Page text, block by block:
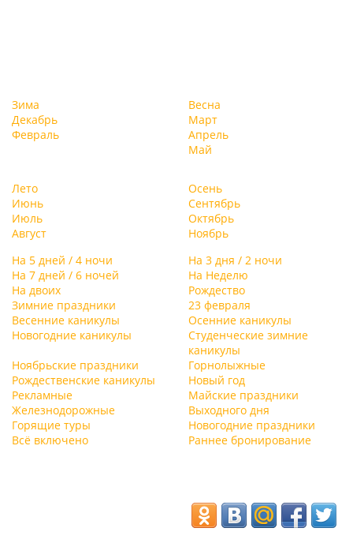
Зима
Декабрь
Февраль
Весна
Март
Апрель
Май
Лето
Июнь
Июль
Август
Осень
Сентябрь
Октябрь
Ноябрь
На 5 дней / 4 ночи
На 3 дня / 2 ночи
На 7 дней / 6 ночей
На Неделю
На двоих
Рождество
Зимние праздники
23 февраля
Весенние каникулы
Осенние каникулы
Новогодние каникулы
Студенческие зимние
каникулы
Ноябрьские праздники
Горнолыжные
Рождественские каникулы
Новый год
Рекламные
Майские праздники
Железнодорожные
Выходного дня
Горящие туры
Новогодние праздники
Всё включено
Раннее бронирование